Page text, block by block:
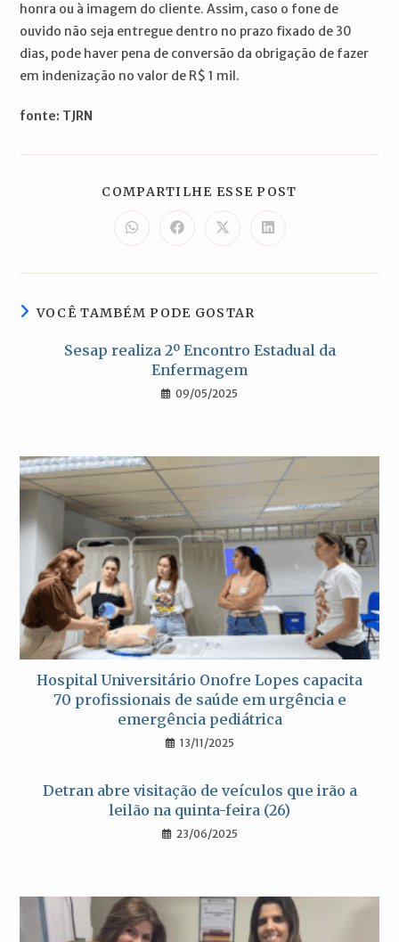
honra ou à imagem do cliente. Assim, caso o fone de
ouvido não seja entregue dentro no prazo fixado de 30
dias, pode haver pena de conversão da obrigação de fazer
em indenização no valor de R$ 1 mil.
fonte: TJRN
COMPARTILHE ESSE POST
Abre
em
nova
Abre
em
nova
Abre
em
nova
Abre
em
nova
VOCÊ TAMBÉM PODE GOSTAR
Sesap realiza 2º Encontro Estadual da
Enfermagem
09/05/2025
Hospital Universitário Onofre Lopes capacita
70 profissionais de saúde em urgência e
emergência pediátrica
13/11/2025
Detran abre visitação de veículos que irão a
leilão na quinta-feira (26)
23/06/2025